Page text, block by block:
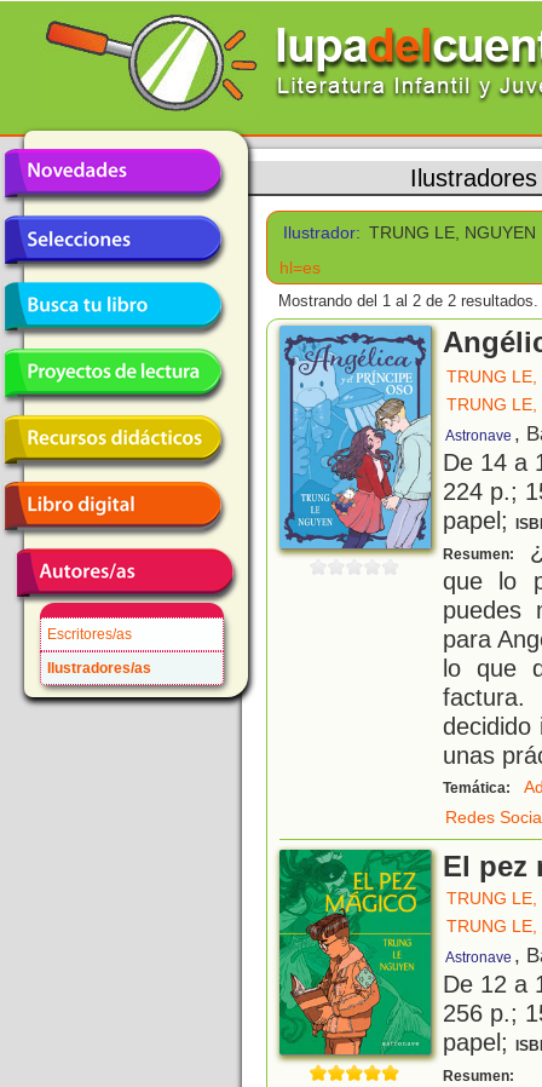
Escritores/as
Ilustradores/as
Ilustradores
Ilustrador: TRUNG LE, NGUYEN
hl=es
Mostrando del 1 al 2 de 2 resultados.
TRUNG LE,
TRUNG LE,
Astronave ,
De 14 a
224 p.;
papel;
Resumen:
que lo
puedes
para
lo que
decidido
unas
Temática:
Redes
El pez
TRUNG LE,
TRUNG LE,
Astronave ,
De 12 a
256 p.;
papel;
Resumen: